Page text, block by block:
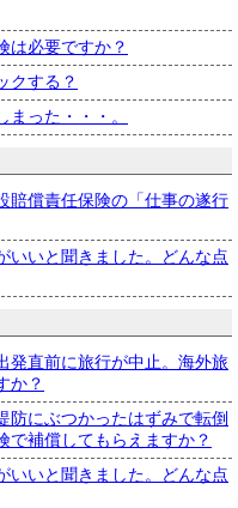
は必要ですか？
クする？
った・・・。
賠償責任保険の「仕事の遂行
いいと聞きました。どんな点
発直前に旅行が中止。海外旅
か？
防にぶつかったはずみで転倒
で補償してもらえますか？
いいと聞きました。どんな点